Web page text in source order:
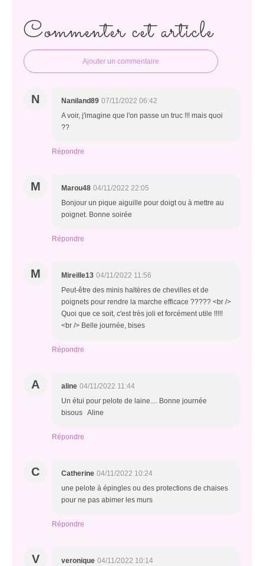
Commenter cet article
Ajouter un commentaire
N Naniland89 07/11/2022 06:42
A voir, j'imagine que l'on passe un truc !!! mais quoi
??
Répondre
M Marou48 04/11/2022 22:05
Bonjour un pique aiguille pour doigt ou à mettre au
poignet. Bonne soirée
Répondre
M Mireille13 04/11/2022 11:56
Peut-être des minis haltères de chevilles et de
poignets pour rendre la marche efficace ????? <br />
Quoi que ce soit, c'est très joli et forcément utile !!!!!
<br /> Belle journée, bises
Répondre
A aline 04/11/2022 11:44
Un étui pour pelote de laine.... Bonne journée
bisous Aline
Répondre
C Catherine 04/11/2022 10:24
une pelote à épingles ou des protections de chaises
pour ne pas abimer les murs
Répondre
V veronique 04/11/2022 10:14